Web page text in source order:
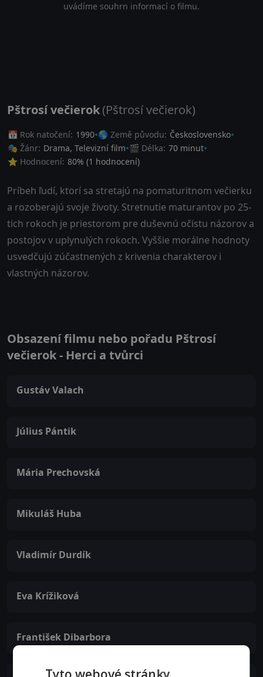
uvádíme souhrn informací o filmu.
Pštrosí večierok(Pštrosí večierok)
📅 Rok natočení: 1990 🌎 Země původu: Československo
🎭 Žánr: Drama, Televizní film 🎬 Délka: 70 minut
⭐ Hodnocení: 80% (1 hodnocení)
Príbeh ľudí, ktorí sa stretajú na pomaturitnom večierku
a rozoberajú svoje životy. Stretnutie maturantov po 25-
tich rokoch je priestorom pre duševnú očistu názorov a
postojov v uplynulých rokoch. Vyššie morálne hodnoty
usvedčujú zúčastnených z krivenia charakterov i
vlastných názorov.
Obsazení filmu nebo pořadu Pštrosí
večierok - Herci a tvůrci
Gustáv Valach
Július Pántik
Mária Prechovská
Mikuláš Huba
Vladimír Durdík
Eva Krížiková
František Dibarbora